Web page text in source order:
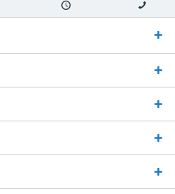
von Versand von So erreichen
Sie uns 0160
970 511 90